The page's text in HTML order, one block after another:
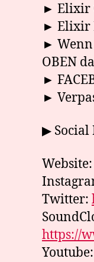
► Elixir
► Elixir
► Wenn
OBEN da
►
►
▶ Social
Website:
Twitter:
https://
Youtube: